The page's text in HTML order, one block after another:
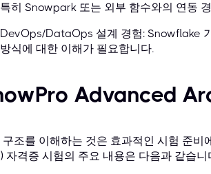
특히 Snowpark 또는 외부 함수와의 연동
DevOps/DataOps 설계 경험: Snowflake
방식에 대한 이해가 필요합니다.
Advanced
구조를 이해하는 것은 효과적인 시험 준
자격증 시험의 주요 내용은 다음과 같습니